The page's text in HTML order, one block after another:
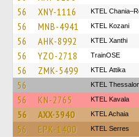
56
XNY-1116 KTEL
56 MNB-4941 ΚΤΕL Kozani
56 AHK-8992 KTEL Xanthi
56 YZO-2718 TrainΟSE
56 ZMK-5499 KΤΕL Αttika
56 KTEL
56 KN-2765 KTEL Kavala
56 AXX-3940 KTEL Achaia
56 EPK-1400 KTEL Serres